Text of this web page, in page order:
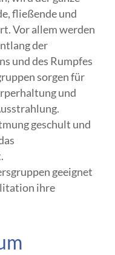
fließende und
Vor allem werden
der
und des Rumpfes
sorgen für
und
geschult und
geeignet
ihre